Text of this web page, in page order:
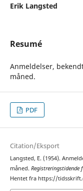
Erik Langsted
Resumé
Anmeldelser,
måned.
PDF
Citation/Eksport
Langsted, E. (1954).
måned. Registreringstidende
Hentet fra https://